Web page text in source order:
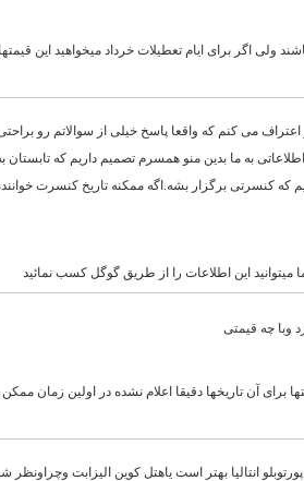
اگر برای ایام تعطیلات خرداد میخواهید این
می کنم که واقعا پاسخ خیلی از سوالاتم رو براحتی
به ما بدین منو همسرم تصمیم داریم که تابستان به
که کنسرتی برگزار بشه.اگه ممکنه تاریخ کنسرت
میتوانید این اطلاعات را از طریق گوگل کسب نمائید
برای آن تاریخها دقیقا اعلام نشده در اولین زمان
مي خواستم درمورد هتل5ستاره پورتوبلو انتاليا بهتر است ياهتل كوين اليزابت